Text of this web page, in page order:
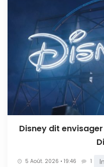
Disney dit
5 Août. 2026 • 19:46 1